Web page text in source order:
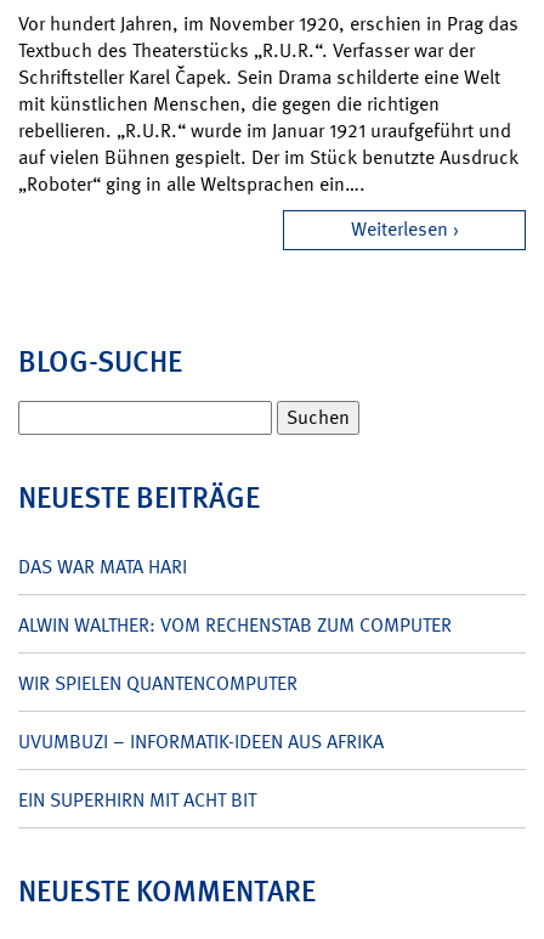
Vor hundert Jahren, im November 1920, erschien in Prag das
Textbuch des Theaterstücks „R.U.R.“. Verfasser war der
Schriftsteller Karel Čapek. Sein Drama schilderte eine Welt
mit künstlichen Menschen, die gegen die richtigen
rebellieren. „R.U.R.“ wurde im Januar 1921 uraufgeführt und
auf vielen Bühnen gespielt. Der im Stück benutzte Ausdruck
„Roboter“ ging in alle Weltsprachen ein….
Weiterlesen
BLOG-SUCHE
nach:
NEUESTE BEITRÄGE
DAS WAR MATA HARI
ALWIN WALTHER: VOM RECHENSTAB ZUM COMPUTER
WIR SPIELEN QUANTENCOMPUTER
UVUMBUZI – INFORMATIK-IDEEN AUS AFRIKA
EIN SUPERHIRN MIT ACHT BIT
NEUESTE KOMMENTARE